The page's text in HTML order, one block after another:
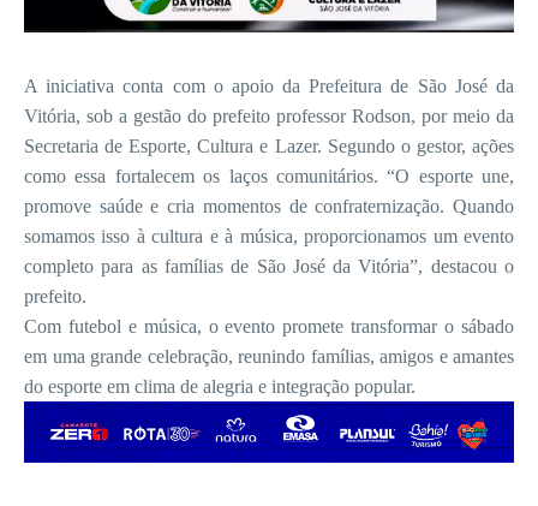
A iniciativa conta com o apoio da Prefeitura de São José da
Vitória, sob a gestão do prefeito professor Rodson, por meio da
Secretaria de Esporte, Cultura e Lazer. Segundo o gestor, ações
como essa fortalecem os laços comunitários. “O esporte une,
promove saúde e cria momentos de confraternização. Quando
somamos isso à cultura e à música, proporcionamos um evento
completo para as famílias de São José da Vitória”, destacou o
prefeito.
Com futebol e música, o evento promete transformar o sábado
em uma grande celebração, reunindo famílias, amigos e amantes
do esporte em clima de alegria e integração popular.